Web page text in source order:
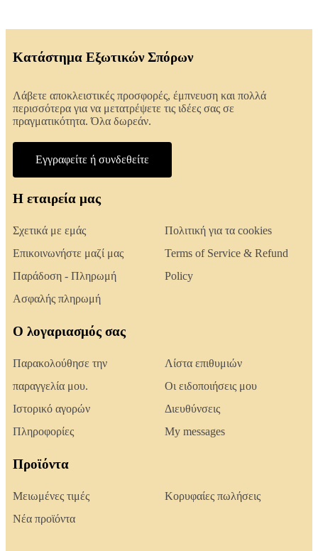
Κατάστημα Εξωτικών Σπόρων
Λάβετε αποκλειστικές προσφορές, έμπνευση και πολλά
περισσότερα για να μετατρέψετε τις ιδέες σας σε
πραγματικότητα. Όλα δωρεάν.
Εγγραφείτε ή συνδεθείτε
Η εταιρεία μας
Σχετικά με εμάς
Επικοινωνήστε μαζί μας
Παράδοση - Πληρωμή
Ασφαλής πληρωμή
Πολιτική για τα cookies
Terms of Service & Refund
Policy
Ο λογαριασμός σας
Παρακολούθησε την
παραγγελία μου.
Ιστορικό αγορών
Πληροφορίες
Λίστα επιθυμιών
Οι ειδοποιήσεις μου
Διευθύνσεις
My messages
Προϊόντα
Μειωμένες τιμές
Νέα προϊόντα
Κορυφαίες πωλήσεις